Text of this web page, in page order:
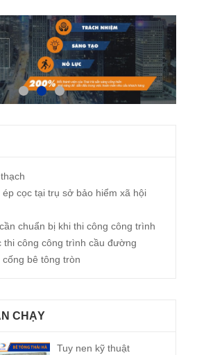
cọc tại trụ sở bảo hiểm xã hội
chuẩn bị khi thi công công trình
thi công công trình cầu đường
bê tông tròn
CHẠY
nen kỹ thuật